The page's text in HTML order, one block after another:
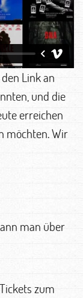
Link an
und die
erreichen
möchten. Wir
man über
zum